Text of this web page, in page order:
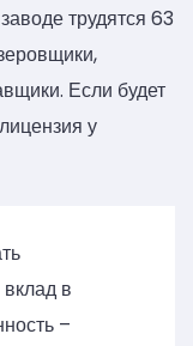
трудятся 63
Если будет
у
в
–